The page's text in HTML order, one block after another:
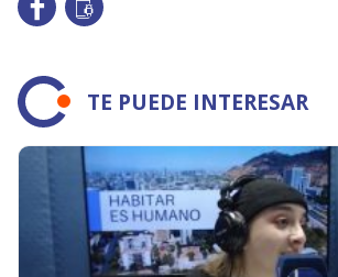
TE PUEDE INTERESAR